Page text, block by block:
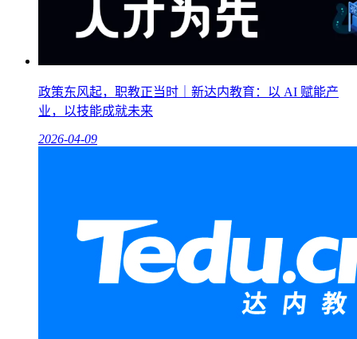
政策东风起，职教正当时｜新达内教育：以 AI 赋能产
业，以技能成就未来
2026-04-09